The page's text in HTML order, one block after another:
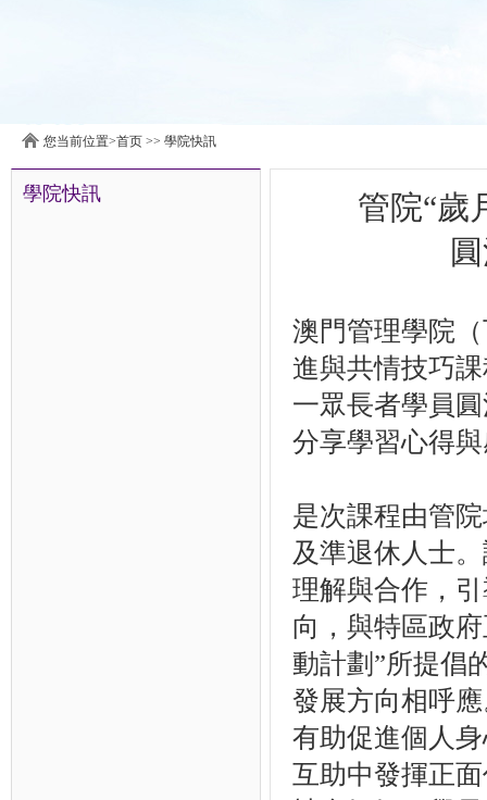
您当前位置>首页 >> 學院快訊
學院快訊
管院“歲
澳門管理學院
進與共情技巧
一眾長者學員
分享學習心得
是次課程由管
及準退休人士
理解與合作，
向，與特區政
動計劃”所提倡
發展方向相呼
有助促進個人
互助中發揮正